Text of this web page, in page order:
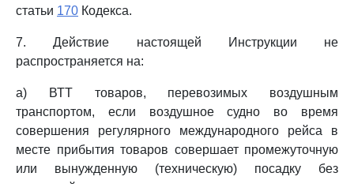
статьи 170 Кодекса.
7. Действие настоящей Инструкции не
распространяется на:
а) ВТТ товаров, перевозимых воздушным
транспортом, если воздушное судно во время
совершения регулярного международного рейса в
месте прибытия товаров совершает промежуточную
или вынужденную (техническую) посадку без